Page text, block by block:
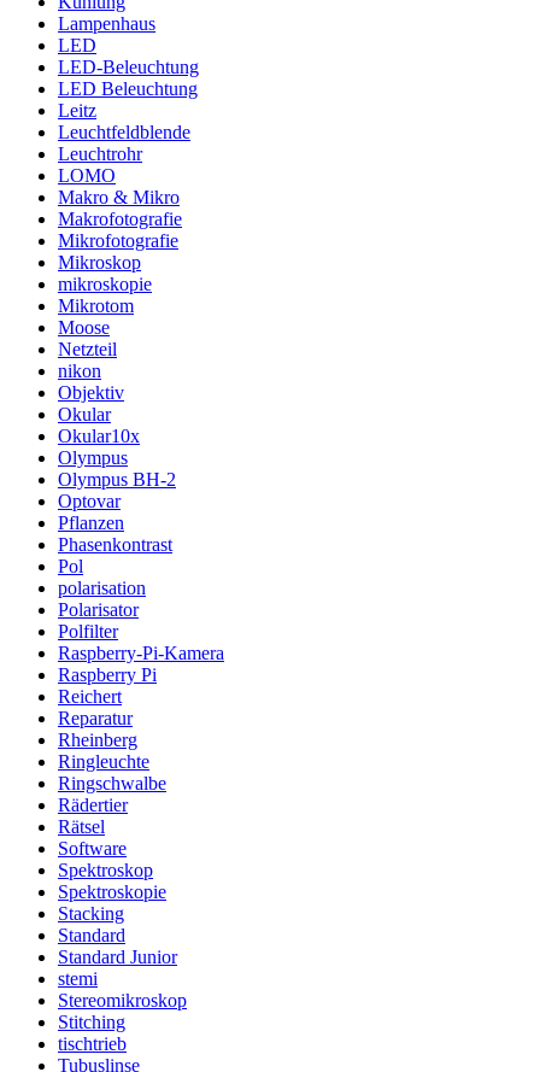
Lampenhaus
LED
LED-Beleuchtung
LED Beleuchtung
Leitz
Leuchtfeldblende
Leuchtrohr
LOMO
Makro & Mikro
Makrofotografie
Mikrofotografie
Mikroskop
mikroskopie
Mikrotom
Moose
Netzteil
nikon
Objektiv
Okular
Okular10x
Olympus
Olympus BH-2
Optovar
Pflanzen
Phasenkontrast
Pol
polarisation
Polarisator
Polfilter
Raspberry-Pi-Kamera
Raspberry Pi
Reichert
Reparatur
Rheinberg
Ringleuchte
Ringschwalbe
Rädertier
Rätsel
Software
Spektroskop
Spektroskopie
Stacking
Standard
Standard Junior
stemi
Stereomikroskop
Stitching
tischtrieb
Tubuslinse